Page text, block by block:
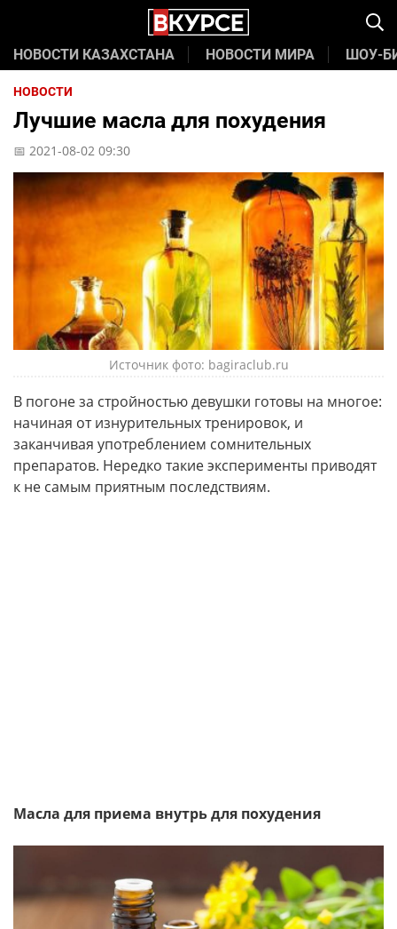
НОВОСТИ КАЗАХСТАНА НОВОСТИ МИРА ШОУ-
НОВОСТИ
Лучшие масла для похудения
📅 2021-08-02 09:30
Источник фото: bagiraclub.ru
В погоне за стройностью девушки готовы на многое:
начиная от изнурительных тренировок, и
заканчивая употреблением сомнительных
препаратов. Нередко такие эксперименты приводят
к не самым приятным последствиям.
Масла для приема внутрь для похудения